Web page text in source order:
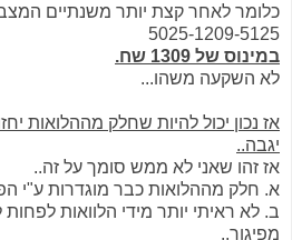
כלומר לאחר קצת יותר משנתיים
5025-1209-5125
במינוס של 1309 שח.
לא השקעה משהו...
אז נכון יכול להיות שחלק מההלואות
יגבה..
אז זהו שאני לא ממש סומך על זה..
א. חלק מההלואות כבר מוגדרות ע"י
ב. לא ראיתי יותר מידי הלוואות
מפיגור..